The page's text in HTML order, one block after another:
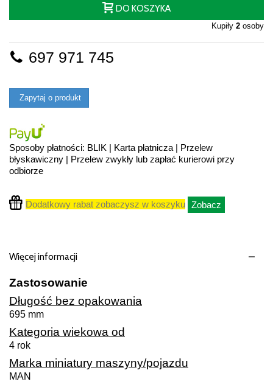
DO KOSZYKA
Kupiły 2 osoby
697 971 745
Zapytaj o produkt
Sposoby płatności: BLIK | Karta płatnicza | Przelew
błyskawiczny | Przelew zwykły lub zapłać kurierowi przy
odbiorze
Dodatkowy rabat zobaczysz w koszyku Zobacz
Więcej informacji
Zastosowanie
Długość bez opakowania
695 mm
Kategoria wiekowa od
4 rok
Marka miniatury maszyny/pojazdu
MAN